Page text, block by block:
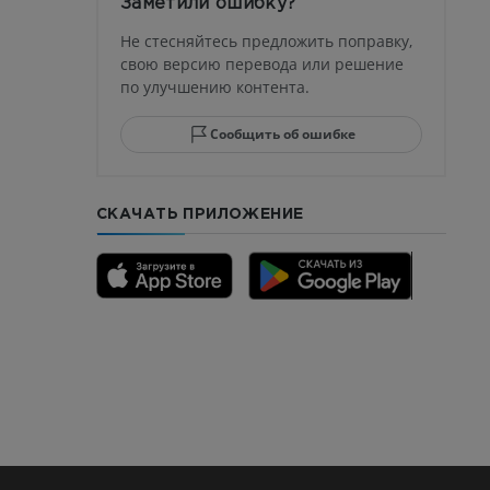
Заметили ошибку?
Не стесняйтесь предложить поправку,
свою версию перевода или решение
по улучшению контента.
Сообщить об ошибке
СКАЧАТЬ ПРИЛОЖЕНИЕ